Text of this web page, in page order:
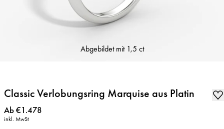
Abgebildet mit 1,5 ct
Classic Verlobungsring Marquise aus Platin
Preis:
Ab €1.478
inkl. MwSt